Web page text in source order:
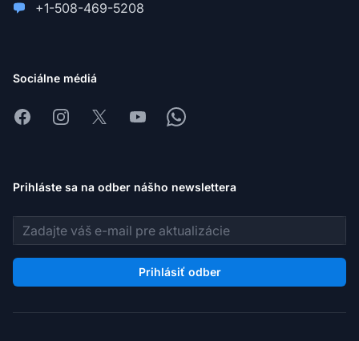
+1-508-469-5208
Sociálne médiá
FacebookInstagram
X YoutubeWhatsapp
Prihláste sa na odber nášho newslettera
E-mailová adresa
Prihlásiť odber